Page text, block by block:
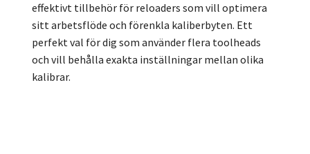
effektivt tillbehör för reloaders som vill optimera
sitt arbetsflöde och förenkla kaliberbyten. Ett
perfekt val för dig som använder flera toolheads
och vill behålla exakta inställningar mellan olika
kalibrar.